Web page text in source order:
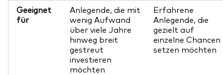
Geeignet
für
Anlegende, die mit
wenig Aufwand
über viele Jahre
hinweg breit
gestreut
investieren
möchten
Erfahrene
Anlegende, die
gezielt auf
einzelne Chancen
setzen möchten